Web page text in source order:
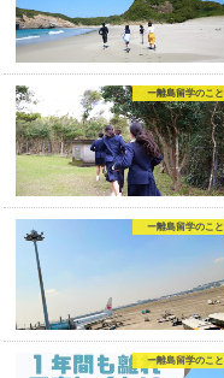
ー離島留学のこと
ー離島留学のこと
ー離島留学のこと